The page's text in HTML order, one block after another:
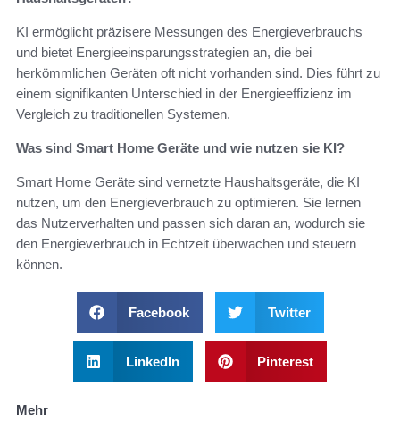
KI ermöglicht präzisere Messungen des Energieverbrauchs
und bietet Energieeinsparungsstrategien an, die bei
herkömmlichen Geräten oft nicht vorhanden sind. Dies führt zu
einem signifikanten Unterschied in der Energieeffizienz im
Vergleich zu traditionellen Systemen.
Was sind Smart Home Geräte und wie nutzen sie KI?
Smart Home Geräte sind vernetzte Haushaltsgeräte, die KI
nutzen, um den Energieverbrauch zu optimieren. Sie lernen
das Nutzerverhalten und passen sich daran an, wodurch sie
den Energieverbrauch in Echtzeit überwachen und steuern
können.
Facebook Twitter
LinkedIn Pinterest
Mehr